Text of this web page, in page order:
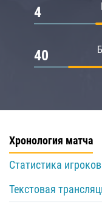
4
40
Хронология матча
Статистика игроков
Текстовая